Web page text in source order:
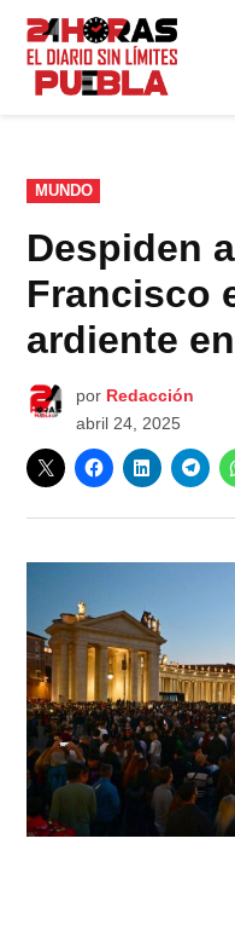
Saltar
contenido
PUBLICADO
EN
MUNDO
Despiden
Francisco
ardiente
por Redacción
abril 24, 2025